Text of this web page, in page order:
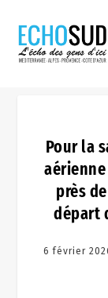
Pour la
près
départ
6 février